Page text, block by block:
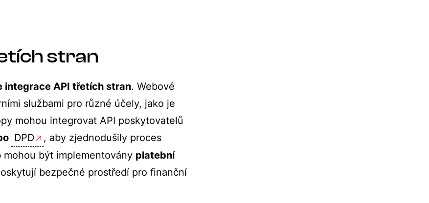
stran
integrace API třetích stran. Webové
službami pro různé účely, jako je
mohou integrovat API poskytovatelů
DPD
, aby zjednodušily proces
být implementovány platební
bezpečné prostředí pro finanční